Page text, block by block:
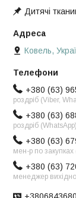
Дитячі
Ковель,
+380 (63)
роздріб (Viber,
+380 (63)
роздріб (WhatsApp)
+380 (63)
мен-р по закупках
+380 (63)
менеджер